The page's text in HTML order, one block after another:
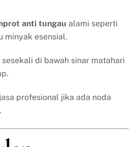
anti tungau alami seperti
minyak esensial.
di bawah sinar matahari
profesional jika ada noda